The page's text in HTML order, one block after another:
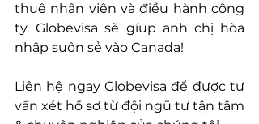
thuê nhân viên và điều hành công
ty. Globevisa sẽ gíup anh chị hòa
nhập suôn sẻ vào Canada!
Liên hệ ngay Globevisa để được tư
vấn xét hồ sơ từ đội ngũ tư tận tâm